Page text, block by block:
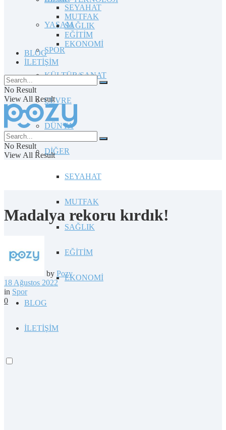
YAŞAM
SPOR
KÜLTÜR/SANAT
ÇEVRE
DÜNYA
DİĞER
SEYAHAT
MUTFAK
SAĞLIK
EĞİTİM
EKONOMİ
BLOG
İLETİŞİM
SEYAHAT
MUTFAK
SAĞLIK
EĞİTİM
EKONOMİ
BLOG
İLETİŞİM
No Result
View All Result
No Result
View All Result
Madalya rekoru kırdık!
by Pozy
18 Ağustos 2022
in Spor
0